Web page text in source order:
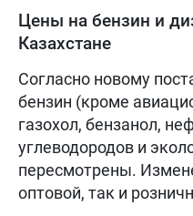
Цены на бензин и
Казахстане
Согласно новому
бензин (кроме
газохол, бензанол,
углеводородов и
пересмотрены.
оптовой, так и